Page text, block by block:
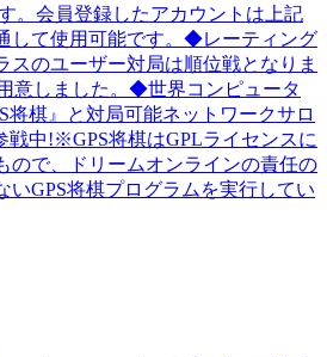
。会員登録したアカウントは上記
して使用可能です。◆レーティング
のユーザー対局は順位戦となりま
意しました。◆世界コンピュータ
将棋』と対局可能ネットワークサロ
戦中!※GPS将棋はGPLライセンスに
ので、ドリームオンラインの責任の
いGPS将棋プログラムを実行してい